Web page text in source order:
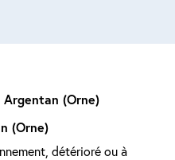
(Orne)
(Orne)
détérioré ou à